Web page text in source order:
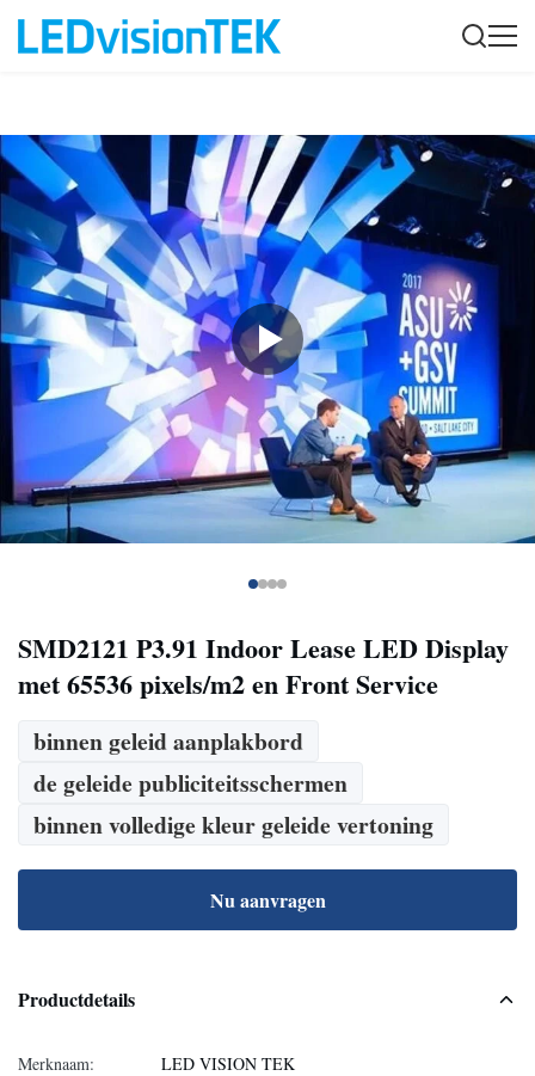
SMD2121 P3.91 Indoor Lease LED Display
met 65536 pixels/m2 en Front Service
binnen geleid aanplakbord
de geleide publiciteitsschermen
binnen volledige kleur geleide vertoning
Nu aanvragen
Productdetails
Merknaam:
LED VISION TEK